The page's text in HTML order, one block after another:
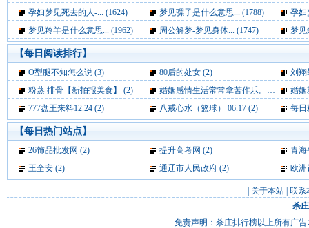
孕妇梦见死去的人-... (1624)
梦见骡子是什么意思... (1788)
孕妇
梦见羚羊是什么意思... (1962)
周公解梦-梦见身体... (1747) 梦见
【每日阅读排行】
O型腿不知怎么说 (3) 80后的处女 (2)
刘翔
粉蒸 排骨【新拍报美食】 (2)
婚姻感情生活常常拿苦作乐。 (2)
婚姻
777盘王来料12.24 (2)
八戒心水（篮球） 06.17 (2) 每日
【每日热门站点】
26饰品批发网 (2) 提升高考网 (2)
青海
王全安 (2) 通辽市人民政府 (2) 欧洲
关于本站 联系
杀
免责声明：杀庄排行榜以上所有广